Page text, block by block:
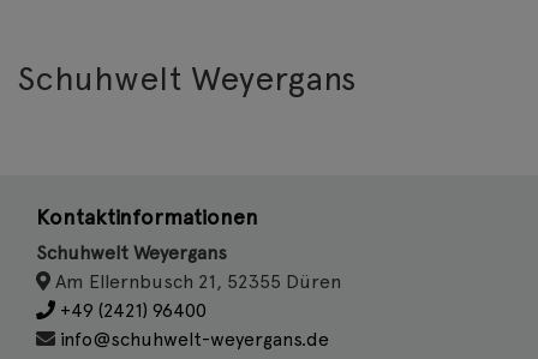
Schuhwelt Weyergans
Kontaktinformationen
Schuhwelt Weyergans
Am Ellernbusch 21, 52355 Düren
+49 (2421) 96400
info@schuhwelt-weyergans.de